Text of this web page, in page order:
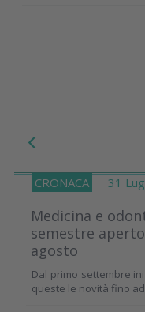
CRONACA 31
Medicina e
semestre
agosto
Dal primo settembre
queste le novità fino